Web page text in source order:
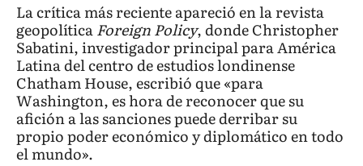
La crítica más reciente apareció en la revista
geopolíticaForeign Policy, donde Christopher
Sabatini, investigador principal para América
Latina del centro de estudios londinense
Chatham House, escribió que «para
Washington, es hora de reconocer que su
afición a las sanciones puede derribar su
propio poder económico y diplomático en todo
el mundo».